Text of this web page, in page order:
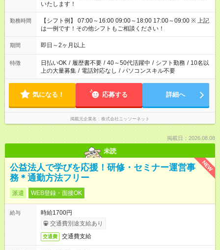
いたします！
勤務時間
【シフト例】 07:00～16:00 09:00～18:00 17:00～09:00 ※ 上記
は一例です！その他シフトもご相談ください！
期間 即日～2ヶ月以上
特徴 日払いOK / 履歴書不要 / 40～50代活躍中 / シフト勤務 / 10名以
上の大量募集 / 電話対応なし / パソコンスキル不要
気になる！ 応募する 詳細へ
掲載元企業名 株式会社ニッソーネット
掲載日：2026.08.08
未読
NEW
公益法人で学びを応援！研修・セミナー運営事
務＊通勤方法フリー
派遣 WEB登録・面接OK
給与
時給1700円
交通費別途支給あり
交通費 交通費支給